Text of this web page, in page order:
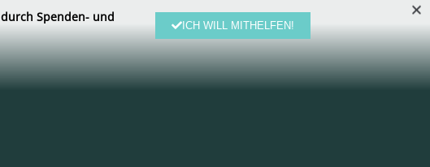
durch Spenden- und
ICH WILL MITHELFEN!